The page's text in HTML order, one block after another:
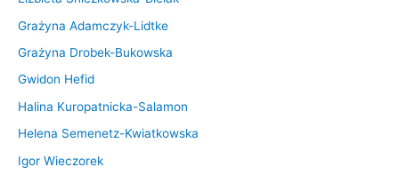
Grażyna Adamczyk-Lidtke
Grażyna Drobek-Bukowska
Gwidon Hefid
Halina Kuropatnicka-Salamon
Helena Semenetz-Kwiatkowska
Igor Wieczorek